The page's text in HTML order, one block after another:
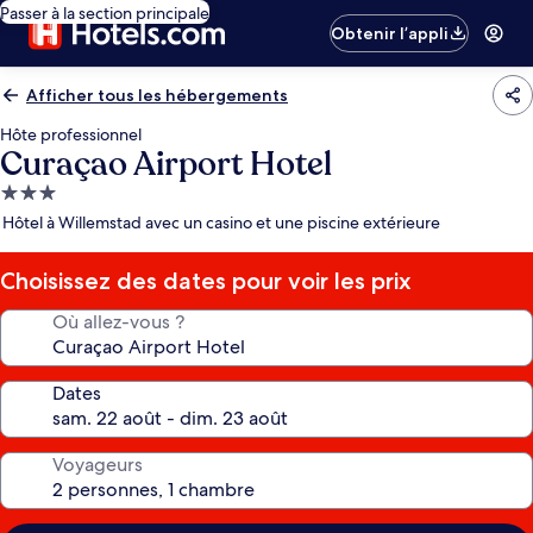
Passer à la section principale
Obtenir l’appli
Afficher tous les hébergements
Hôte professionnel
Curaçao Airport Hotel
Hébergement
3.0 étoiles
Hôtel à Willemstad avec un casino et une piscine extérieure
Choisissez des dates pour voir les prix
Où allez-vous ?
Dates
Voyageurs